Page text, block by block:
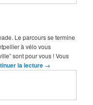
Le parcours se termine
à vélo vous
sont pour vous ! Vous
la lecture →